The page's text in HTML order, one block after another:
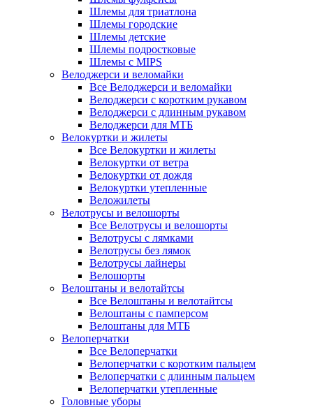
Шлемы для триатлона
Шлемы городские
Шлемы детские
Шлемы подростковые
Шлемы с MIPS
Велоджерси и веломайки
Все Велоджерси и веломайки
Велоджерси с коротким рукавом
Велоджерси с длинным рукавом
Велоджерси для МТБ
Велокуртки и жилеты
Все Велокуртки и жилеты
Велокуртки от ветра
Велокуртки от дождя
Велокуртки утепленные
Веложилеты
Велотрусы и велошорты
Все Велотрусы и велошорты
Велотрусы с лямками
Велотрусы без лямок
Велотрусы лайнеры
Велошорты
Велоштаны и велотайтсы
Все Велоштаны и велотайтсы
Велоштаны с памперсом
Велоштаны для МТБ
Велоперчатки
Все Велоперчатки
Велоперчатки с коротким пальцем
Велоперчатки с длинным пальцем
Велоперчатки утепленные
Головные уборы